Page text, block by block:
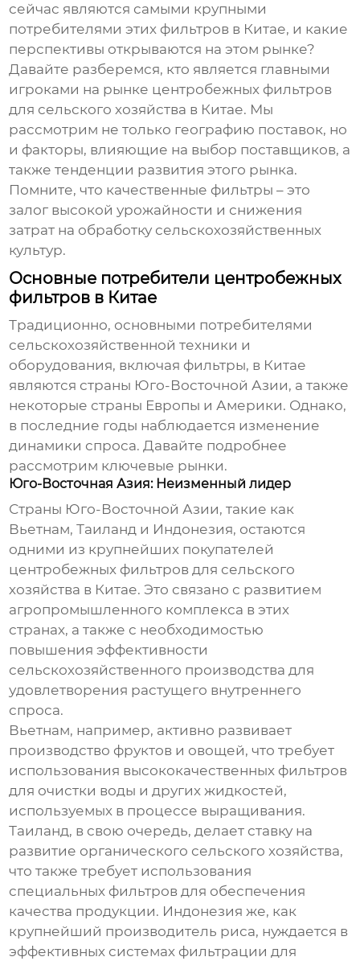
сейчас являются самыми крупными
потребителями этих фильтров в Китае, и какие
перспективы открываются на этом рынке?
Давайте разберемся, кто является главными
игроками на рынке центробежных фильтров
для сельского хозяйства в Китае. Мы
рассмотрим не только географию поставок, но
и факторы, влияющие на выбор поставщиков, а
также тенденции развития этого рынка.
Помните, что качественные фильтры – это
залог высокой урожайности и снижения
затрат на обработку сельскохозяйственных
культур.
Основные потребители центробежных
фильтров в Китае
Традиционно, основными потребителями
сельскохозяйственной техники и
оборудования, включая фильтры, в Китае
являются страны Юго-Восточной Азии, а также
некоторые страны Европы и Америки. Однако,
в последние годы наблюдается изменение
динамики спроса. Давайте подробнее
рассмотрим ключевые рынки.
Юго-Восточная Азия: Неизменный лидер
Страны Юго-Восточной Азии, такие как
Вьетнам, Таиланд и Индонезия, остаются
одними из крупнейших покупателей
центробежных фильтров для сельского
хозяйства в Китае. Это связано с развитием
агропромышленного комплекса в этих
странах, а также с необходимостью
повышения эффективности
сельскохозяйственного производства для
удовлетворения растущего внутреннего
спроса.
Вьетнам, например, активно развивает
производство фруктов и овощей, что требует
использования высококачественных фильтров
для очистки воды и других жидкостей,
используемых в процессе выращивания.
Таиланд, в свою очередь, делает ставку на
развитие органического сельского хозяйства,
что также требует использования
специальных фильтров для обеспечения
качества продукции. Индонезия же, как
крупнейший производитель риса, нуждается в
эффективных системах фильтрации для